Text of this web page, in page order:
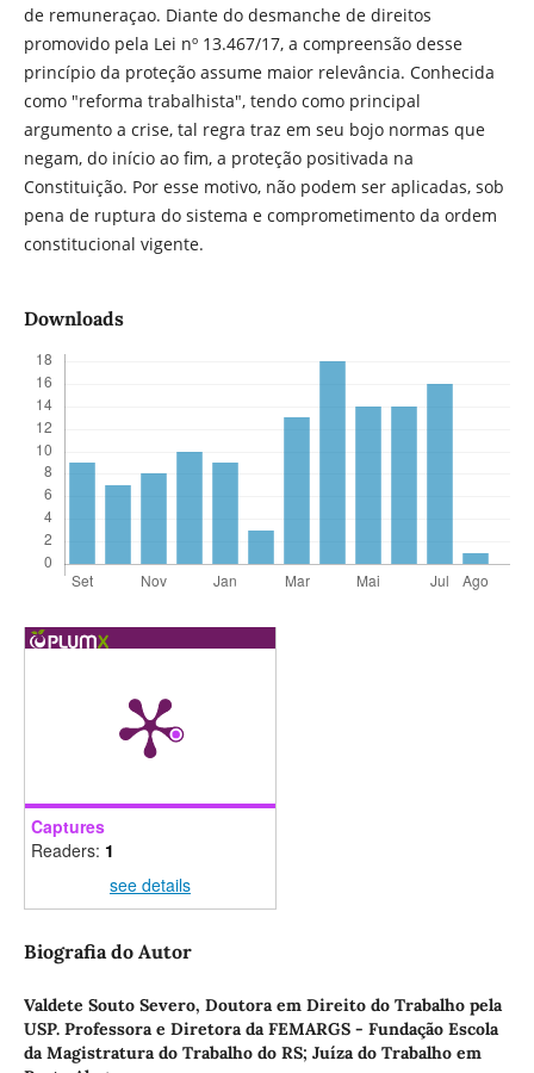
de remuneraçao. Diante do desmanche de direitos
promovido pela Lei nº 13.467/17, a compreensão desse
princí­pio da proteção assume maior relevância. Conhecida
como "reforma trabalhista", tendo como principal
argumento a crise, tal regra traz em seu bojo normas que
negam, do início ao fim, a proteção positivada na
Constituição. Por esse motivo, não podem ser aplicadas, sob
pena de ruptura do sistema e comprometimento da ordem
constitucional vigente.
Downloads
Captures
Readers: 1
see details
Biografia do Autor
Valdete Souto Severo, Doutora em Direito do Trabalho pela
USP. Professora e Diretora da FEMARGS - Fundação Escola
da Magistratura do Trabalho do RS; Juí­za do Trabalho em